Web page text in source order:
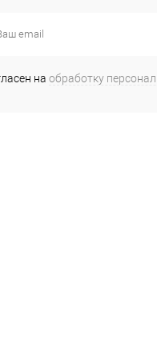
на обработку